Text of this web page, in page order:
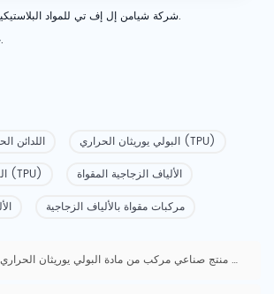
© شركة شيامن إل إف تي للمواد البلاستيكية المركبة المحدودة.
جميع الحقوق محفوظة.
اللدائن
البولي يوريثان الحراري (TPU)
البولي يوريثان الحراري (TPU)
الألياف الزجاجية المقواة
مركبات مقواة بالألياف الزجاجية
منتج صناعي مركب من مادة البولي يوريثان الحراري البلاستيكي (TPU) وألياف زجاجية طويلة، منتج صناعي مركب.